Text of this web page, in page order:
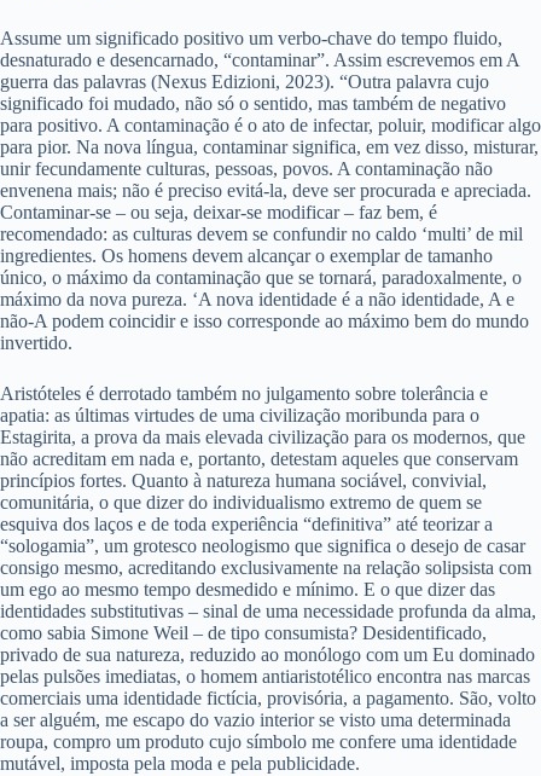
Assume um significado positivo um verbo-chave do tempo fluido,
desnaturado e desencarnado, “contaminar”. Assim escrevemos em A
guerra das palavras (Nexus Edizioni, 2023). “Outra palavra cujo
significado foi mudado, não só o sentido, mas também de negativo
para positivo. A contaminação é o ato de infectar, poluir, modificar algo
para pior. Na nova língua, contaminar significa, em vez disso, misturar,
unir fecundamente culturas, pessoas, povos. A contaminação não
envenena mais; não é preciso evitá-la, deve ser procurada e apreciada.
Contaminar-se – ou seja, deixar-se modificar – faz bem, é
recomendado: as culturas devem se confundir no caldo ‘multi’ de mil
ingredientes. Os homens devem alcançar o exemplar de tamanho
único, o máximo da contaminação que se tornará, paradoxalmente, o
máximo da nova pureza. ‘A nova identidade é a não identidade, A e
não-A podem coincidir e isso corresponde ao máximo bem do mundo
invertido.
Aristóteles é derrotado também no julgamento sobre tolerância e
apatia: as últimas virtudes de uma civilização moribunda para o
Estagirita, a prova da mais elevada civilização para os modernos, que
não acreditam em nada e, portanto, detestam aqueles que conservam
princípios fortes. Quanto à natureza humana sociável, convivial,
comunitária, o que dizer do individualismo extremo de quem se
esquiva dos laços e de toda experiência “definitiva” até teorizar a
“sologamia”, um grotesco neologismo que significa o desejo de casar
consigo mesmo, acreditando exclusivamente na relação solipsista com
um ego ao mesmo tempo desmedido e mínimo. E o que dizer das
identidades substitutivas – sinal de uma necessidade profunda da alma,
como sabia Simone Weil – de tipo consumista? Desidentificado,
privado de sua natureza, reduzido ao monólogo com um Eu dominado
pelas pulsões imediatas, o homem antiaristotélico encontra nas marcas
comerciais uma identidade fictícia, provisória, a pagamento. São, volto
a ser alguém, me escapo do vazio interior se visto uma determinada
roupa, compro um produto cujo símbolo me confere uma identidade
mutável, imposta pela moda e pela publicidade.